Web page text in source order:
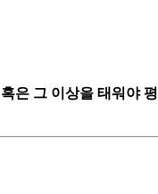
은 그 이상을 태워야